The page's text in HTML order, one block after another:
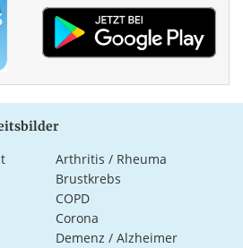
Arthritis / Rheuma
Brustkrebs
COPD
Corona
Demenz / Alzheimer